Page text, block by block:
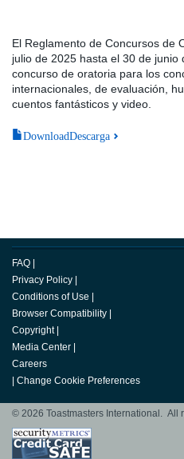
El Reglamento de Concursos de
julio de 2025 hasta el 30 de
concurso de oratoria para los
internacionales, de evaluación,
cuentos fantásticos y video.
DownloadDescarga
FAQ
Privacy Policy
Conditions of Use
Browser Compatibility
Copyright
Media Center
Careers
Change Cookie Preferences
© 2026 Toastmasters International. All